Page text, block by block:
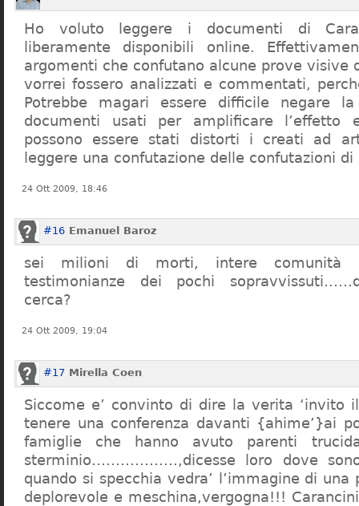
Ho voluto leggere i documenti di
liberamente disponibili online.
argomenti che confutano alcune prove visive
vorrei fossero analizzati e commentati,
Potrebbe magari essere difficile negare
documenti usati per amplificare l’effetto
possono essere stati distorti i creati ad
leggere una confutazione delle confutazioni di
24 Ott 2009, 18:46
#16 Emanuel Baroz
sei milioni di morti, intere comunità
testimonianze dei pochi
cerca?
24 Ott 2009, 19:04
#17 Mirella Coen
Siccome e’ convinto di dire la verita ‘invito
tenere una conferenza davanti {ahime’}ai
famiglie che hanno avuto parenti
sterminio………………,dicesse loro dove
quando si specchia vedra’ l’immagine di una
deplorevole e meschina,vergogna!!!